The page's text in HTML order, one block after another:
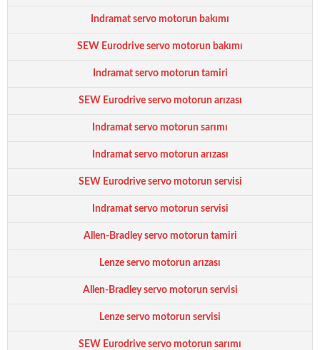
Indramat servo motorun bakımı
SEW Eurodrive servo motorun bakımı
Indramat servo motorun tamiri
SEW Eurodrive servo motorun arızası
Indramat servo motorun sarımı
Indramat servo motorun arızası
SEW Eurodrive servo motorun servisi
Indramat servo motorun servisi
Allen-Bradley servo motorun tamiri
Lenze servo motorun arızası
Allen-Bradley servo motorun servisi
Lenze servo motorun servisi
SEW Eurodrive servo motorun sarımı